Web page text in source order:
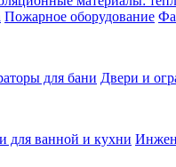
Пожарное оборудование
для бани Двери и
для ванной и кухни